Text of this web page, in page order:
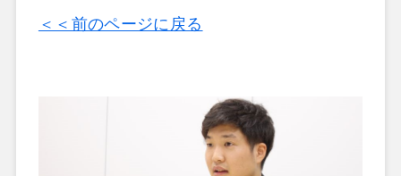
＜＜前のページに戻る